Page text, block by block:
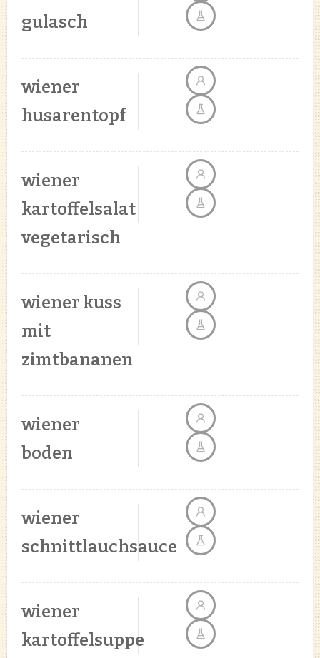
gulasch
wiener
husarentopf
wiener
kartoffelsalat
vegetarisch
wiener kuss
mit
zimtbananen
wiener
boden
wiener
schnittlauchsauce
wiener
kartoffelsuppe